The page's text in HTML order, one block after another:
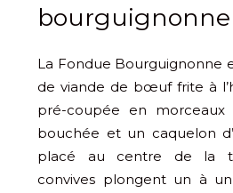
bourguignonne
La Fondue Bourguignonne
de viande de bœuf frite à
pré-coupée en morceaux
bouchée et un caquelon
placé au centre de la
convives plongent un à